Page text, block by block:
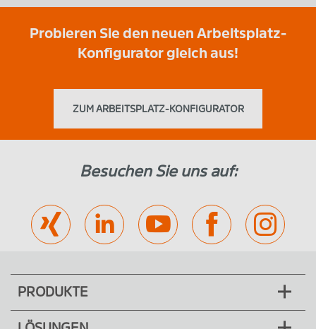
Probieren Sie den neuen Arbeitsplatz-
Konfigurator gleich aus!
ZUM ARBEITSPLATZ-KONFIGURATOR
Besuchen Sie uns auf:
PRODUKTE